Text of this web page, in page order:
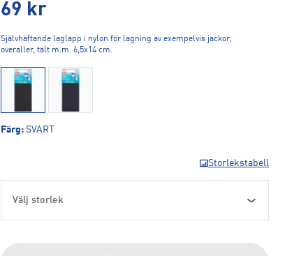
69 kr
Självhäftande laglapp i nylon för lagning av exempelvis jackor,
overaller, tält m.m. 6,5x14 cm.
Färg: SVART
Storlekstabell
Välj storlek